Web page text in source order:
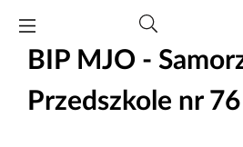
BIP MJO -
Przedszkole nr 76